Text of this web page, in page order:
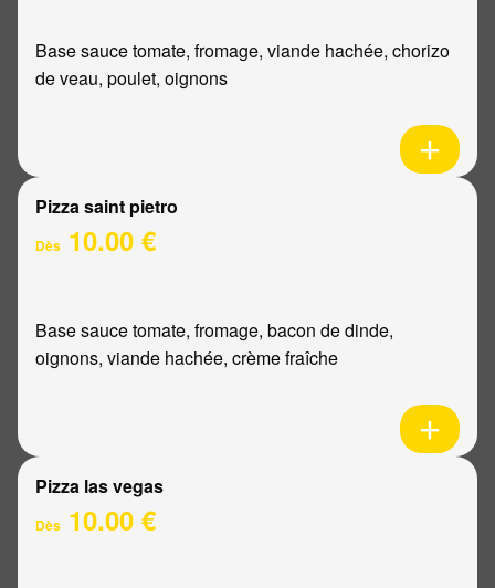
Base sauce tomate, fromage, viande hachée, chorizo
de veau, poulet, oignons
Pizza saint pietro
Dès 10.00 €
Base sauce tomate, fromage, bacon de dinde,
oignons, viande hachée, crème fraîche
Pizza las vegas
Dès 10.00 €